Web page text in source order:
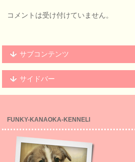
コメントは受け付けていません。
サブコンテンツ
サイドバー
FUNKY-KANAOKA-KENNELl